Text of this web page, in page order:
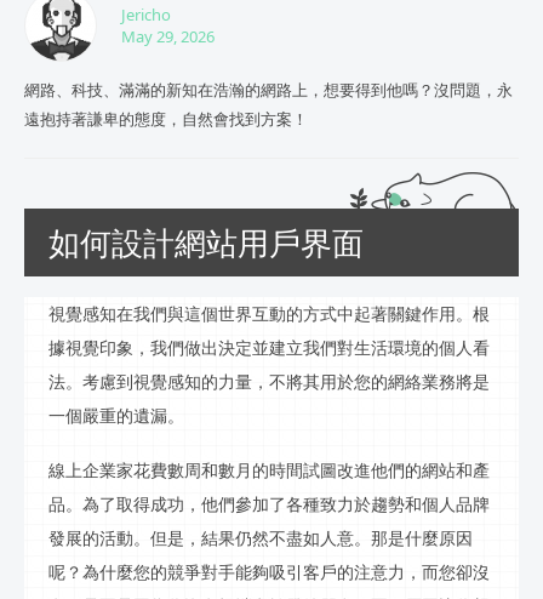
Jericho
May 29, 2026
網路、科技、滿滿的新知在浩瀚的網路上，想要得到他嗎？沒問題，永
遠抱持著謙卑的態度，自然會找到方案！
如何設計網站用戶界面
視覺感知在我們與這個世界互動的方式中起著關鍵作用。根
據視覺印象，我們做出決定並建立我們對生活環境的個人看
法。考慮到視覺感知的力量，不將其用於您的網絡業務將是
一個嚴重的遺漏。
線上企業家花費數周和數月的時間試圖改進他們的網站和產
品。為了取得成功，他們參加了各種致力於趨勢和個人品牌
發展的活動。但是，結果仍然不盡如人意。那是什麼原因
呢？為什麼您的競爭對手能夠吸引客戶的注意力，而您卻沒